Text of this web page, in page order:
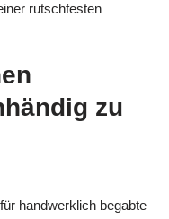
rutschfesten
zu
handwerklich begabte